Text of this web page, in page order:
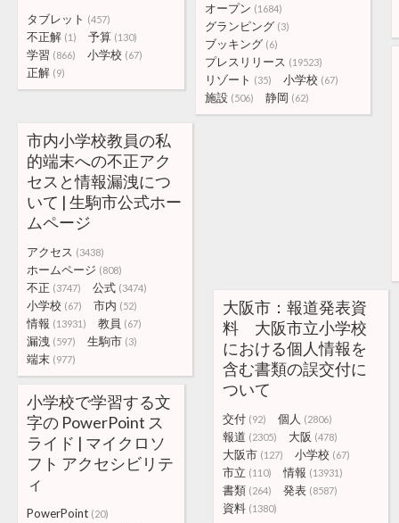
オープン (1684)
グランピング (3)
ブッキング (6)
プレスリリース (19523)
リゾート (35) 小学校 (67)
施設 (506) 静岡 (62)
タブレット (457)
不正解 (1) 予算 (130)
学習 (866) 小学校 (67)
正解 (9)
市内小学校教員の私
的端末への不正アク
セスと情報漏洩につ
いて | 生駒市公式ホー
ムページ
アクセス (3438)
ホームページ (808)
不正 (3747) 公式 (3474)
小学校 (67) 市内 (52)
情報 (13931) 教員 (67)
漏洩 (597) 生駒市 (3)
端末 (977)
大阪市：報道発表資
料 大阪市立小学校
における個人情報を
含む書類の誤交付に
ついて
交付 (92) 個人 (2806)
報道 (2305) 大阪 (478)
大阪市 (127) 小学校 (67)
市立 (110) 情報 (13931)
書類 (264) 発表 (8587)
資料 (1380)
小学校で学習する文
字の PowerPoint ス
ライド | マイクロソ
フト アクセシビリテ
ィ
PowerPoint (20)